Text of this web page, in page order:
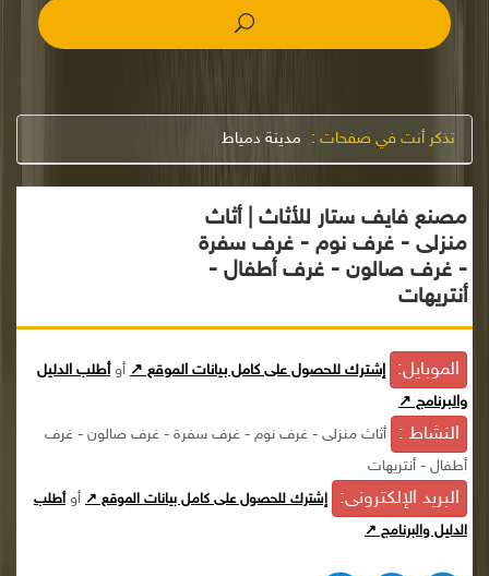
تذكر أنت في صفحات : مدينة دمياط
مصنع فايف ستار للأثاث | أثاث
منزلى - غرف نوم - غرف سفرة
- غرف صالون - غرف أطفال -
أنتريهات
الموبايل: إشترك للحصول على كامل بيانات الموقع ↗ أوأطلب الدليل
والبرنامج ↗
النشاط :
أثاث منزلى - غرف نوم - غرف سفرة - غرف صالون - غرف
أطفال - أنتريهات
البريد الإلكترونى: إشترك للحصول على كامل بيانات الموقع ↗ أوأطلب
الدليل والبرنامج ↗